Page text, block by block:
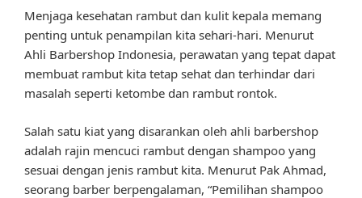
Menjaga kesehatan rambut dan kulit kepala memang
penting untuk penampilan kita sehari-hari. Menurut
Ahli Barbershop Indonesia, perawatan yang tepat dapat
membuat rambut kita tetap sehat dan terhindar dari
masalah seperti ketombe dan rambut rontok.
Salah satu kiat yang disarankan oleh ahli barbershop
adalah rajin mencuci rambut dengan shampoo yang
sesuai dengan jenis rambut kita. Menurut Pak Ahmad,
seorang barber berpengalaman, “Pemilihan shampoo